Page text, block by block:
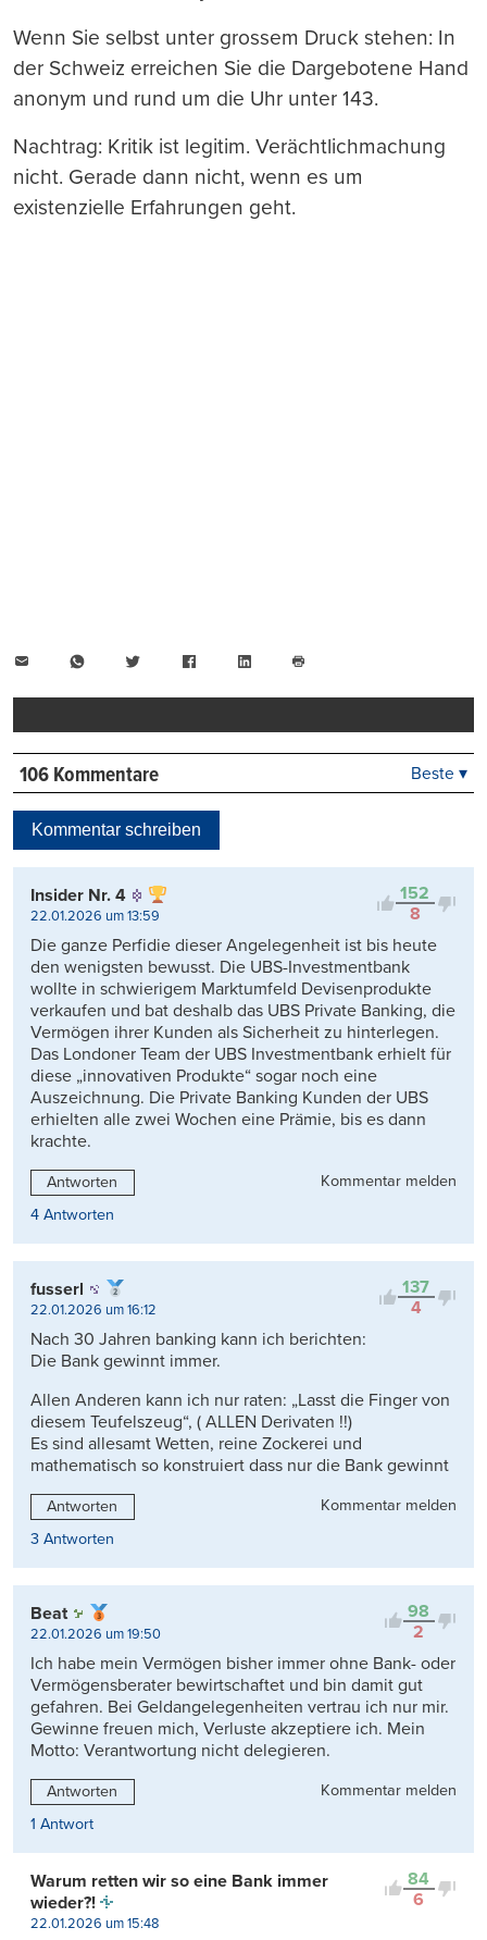
Wenn Sie selbst unter grossem Druck stehen: In
der Schweiz erreichen Sie die Dargebotene Hand
anonym und rund um die Uhr unter 143.
Nachtrag: Kritik ist legitim. Verächtlichmachung
nicht. Gerade dann nicht, wenn es um
existenzielle Erfahrungen geht.
WhatsAppTwitter FacebookLinkedIn
drucken
106 Kommentare
Kontrovers
Beste ▾
Kommentar schreiben
152
8
Insider Nr. 4
22.01.2026 um 13:59
Die ganze Perfidie dieser Angelegenheit ist bis heute
den wenigsten bewusst. Die UBS-Investmentbank
wollte in schwierigem Marktumfeld Devisenprodukte
verkaufen und bat deshalb das UBS Private Banking, die
Vermögen ihrer Kunden als Sicherheit zu hinterlegen.
Das Londoner Team der UBS Investmentbank erhielt für
diese „innovativen Produkte“ sogar noch eine
Auszeichnung. Die Private Banking Kunden der UBS
erhielten alle zwei Wochen eine Prämie, bis es dann
krachte.
Antworten
Kommentar melden
4 Antworten
137
4
fusserl
22.01.2026 um 16:12
Nach 30 Jahren banking kann ich berichten:
Die Bank gewinnt immer.
Allen Anderen kann ich nur raten: „Lasst die Finger von
diesem Teufelszeug“, ( ALLEN Derivaten !!)
Es sind allesamt Wetten, reine Zockerei und
mathematisch so konstruiert dass nur die Bank gewinnt
Antworten
Kommentar melden
3 Antworten
98
2
Beat
22.01.2026 um 19:50
Ich habe mein Vermögen bisher immer ohne Bank- oder
Vermögensberater bewirtschaftet und bin damit gut
gefahren. Bei Geldangelegenheiten vertrau ich nur mir.
Gewinne freuen mich, Verluste akzeptiere ich. Mein
Motto: Verantwortung nicht delegieren.
Antworten
Kommentar melden
1 Antwort
84
6
Warum retten wir so eine Bank immer
wieder?!
22.01.2026 um 15:48